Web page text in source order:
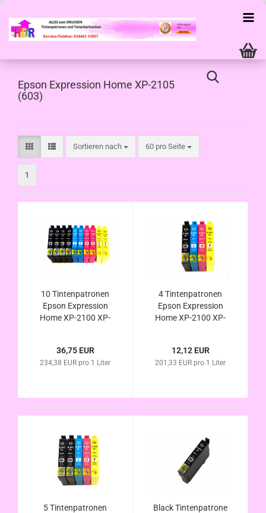
Epson Expression Home XP-2105
(603)
Sortieren nach
Sortieren nach 60 pro Seite
pro Seite
1
10 Tintenpatronen
Epson Expression
Home XP-2100 XP-
36,75 EUR
234,38 EUR pro 1 Liter
4 Tintenpatronen
Epson Expression
Home XP-2100 XP-
12,12 EUR
201,33 EUR pro 1 Liter
5 Tintenpatronen
Black Tintenpatrone